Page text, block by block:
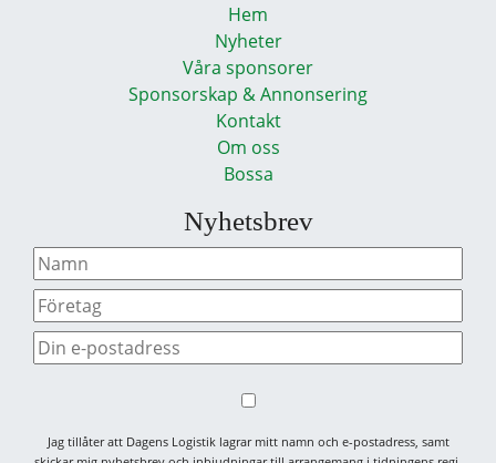
Hem
Nyheter
Våra sponsorer
Sponsorskap & Annonsering
Kontakt
Om oss
Bossa
Nyhetsbrev
Jag tillåter att Dagens Logistik lagrar mitt namn och e-postadress, samt